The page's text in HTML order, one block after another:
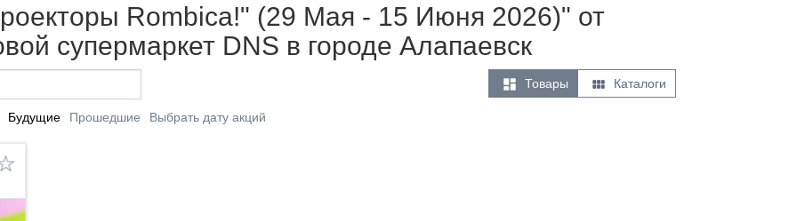
Rombica!" (29 Мая - 15 Июня 2026)" от
супермаркет DNS в городе Алапаевск
 Товары  Каталоги
Будущие Прошедшие Выбрать дату акций